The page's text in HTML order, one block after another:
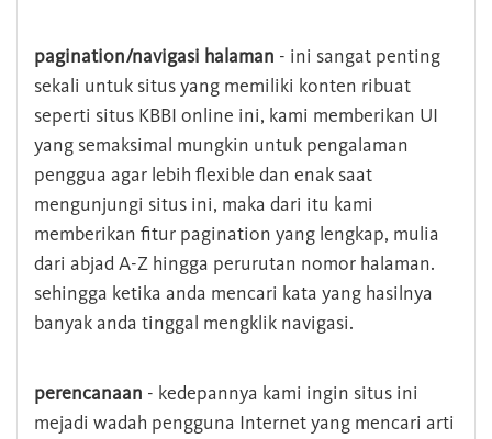
pagination/navigasi halaman - ini sangat penting
sekali untuk situs yang memiliki konten ribuat
seperti situs KBBI online ini, kami memberikan UI
yang semaksimal mungkin untuk pengalaman
penggua agar lebih flexible dan enak saat
mengunjungi situs ini, maka dari itu kami
memberikan fitur pagination yang lengkap, mulia
dari abjad A-Z hingga perurutan nomor halaman.
sehingga ketika anda mencari kata yang hasilnya
banyak anda tinggal mengklik navigasi.
perencanaan - kedepannya kami ingin situs ini
mejadi wadah pengguna Internet yang mencari arti